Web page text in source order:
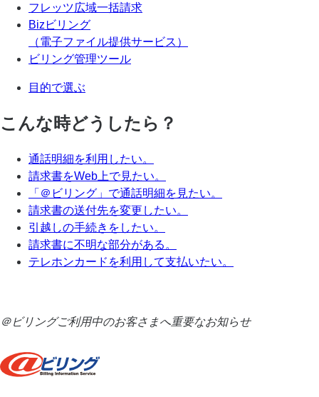
フレッツ広域一括請求
Bizビリング
（電子ファイル提供サービス）
ビリング管理ツール
目的で選ぶ
こんな時どうしたら？
通話明細を利用したい。
請求書をWeb上で見たい。
「＠ビリング」で通話明細を見たい。
請求書の送付先を変更したい。
引越しの手続きをしたい。
請求書に不明な部分がある。
テレホンカードを利用して支払いたい。
＠ビリングご利用中のお客さまへ重要なお知らせ